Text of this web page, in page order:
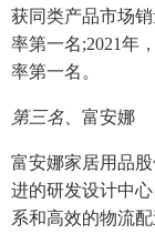
获同类产品市场
率第一名;2021年
率第一名。
第三名、 富安娜
富安娜家居用品
进的研发设计中
系和高效的物流